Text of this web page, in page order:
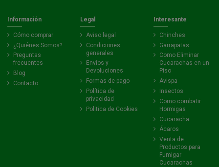
Información
Cómo comprar
¿Quiénes Somos?
Preguntas
frecuentes
Blog
Contacto
Legal
Aviso legal
Condiciones
generales
Envíos y
Devoluciones
Formas de pago
Política de
privacidad
Politica de Cookies
Interesante
Chinches
Garrapatas
Como Eliminar
Cucarachas en un
Piso
Avispa
Insectos
Como combatir
Hormigas
Cucaracha
Ácaros
Venta de
Productos para
Fumigar
Cucarachas